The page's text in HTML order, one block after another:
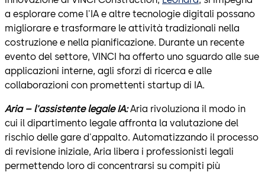
a esplorare come l'IA e altre tecnologie digitali possano
migliorare e trasformare le attività tradizionali nella
costruzione e nella pianificazione. Durante un recente
evento del settore, VINCI ha offerto uno sguardo alle sue
applicazioni interne, agli sforzi di ricerca e alle
collaborazioni con promettenti startup di IA.
Aria – l'assistente legale IA:Aria rivoluziona il modo in
cui il dipartimento legale affronta la valutazione del
rischio delle gare d'appalto. Automatizzando il processo
di revisione iniziale, Aria libera i professionisti legali
permettendo loro di concentrarsi su compiti più